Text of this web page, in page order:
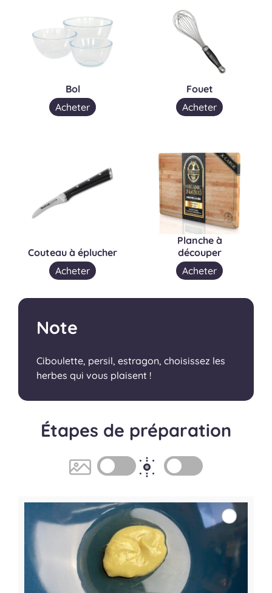
Bol
Acheter
Fouet
Acheter
Couteau à éplucher
Acheter
Planche à
découper
Acheter
Note
Ciboulette, persil, estragon, choisissez les
herbes qui vous plaisent !
Étapes de préparation